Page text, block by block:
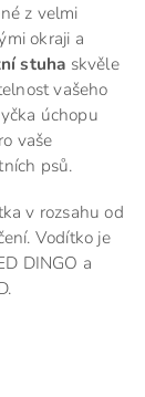
z velmi
okraji a
stuha skvěle
vašeho
úchopu
vaše
psů.
v rozsahu od
Vodítko je
DINGO a